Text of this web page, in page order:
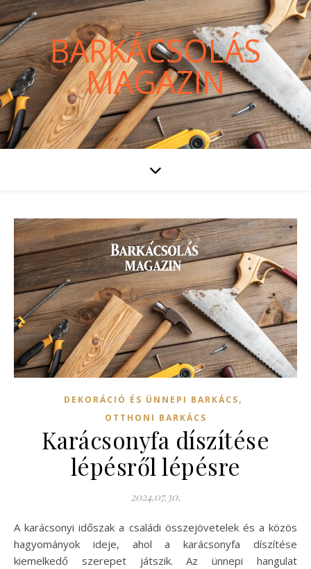
BARKÁCSOLÁS
MAGAZIN
DEKORÁCIÓ ÉS ÜNNEPI BARKÁCS,
OTTHONI BARKÁCS
Karácsonyfa díszítése
lépésről lépésre
2024.07.30.
A karácsonyi időszak a családi összejövetelek és a közös
hagyományok ideje, ahol a karácsonyfa díszítése
kiemelkedő szerepet játszik. Az ünnepi hangulat